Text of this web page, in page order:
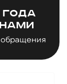
года
обращения